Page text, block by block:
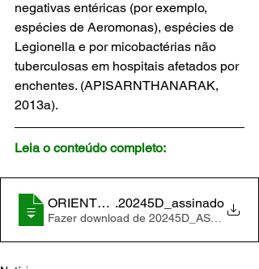
negativas entéricas (por exemplo,
espécies de Aeromonas), espécies de
Legionella e por micobactérias não
tuberculosas em hospitais afetados por
enchentes. (APISARNTHANARAK,
2013a).
Leia o conteúdo completo:
.20245D_assinado
Fazer download de 20245D_ASSINADO •